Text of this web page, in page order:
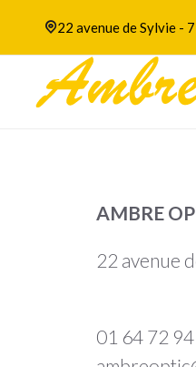
22 avenue de Sylvie -
AMBRE
22 avenue
01 64 72